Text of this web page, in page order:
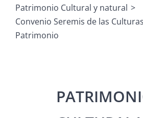
Patrimonio Cultural y natural
Convenio Seremis de las
Patrimonio